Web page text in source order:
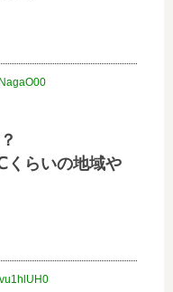
くらいの地域や